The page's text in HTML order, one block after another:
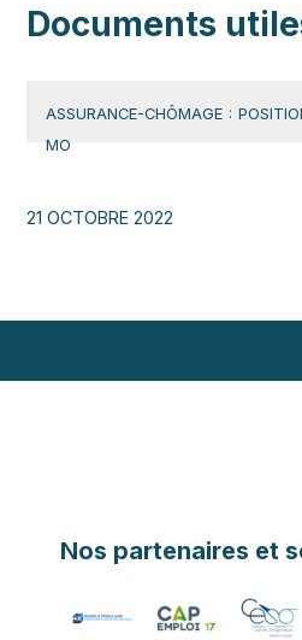
Documents
ASSURANCE-CHÔMAGE :
MO
21 OCTOBRE 2022
Nos partenaires et